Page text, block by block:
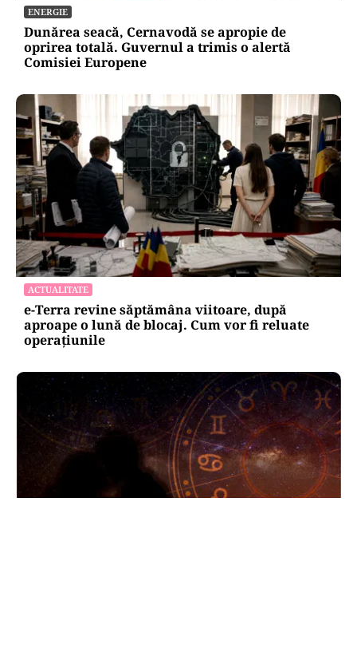
ENERGIE
Dunărea seacă, Cernavodă se apropie de
oprirea totală. Guvernul a trimis o alertă
Comisiei Europene
ACTUALITATE
e-Terra revine săptămâna viitoare, după
aproape o lună de blocaj. Cum vor fi reluate
operațiunile